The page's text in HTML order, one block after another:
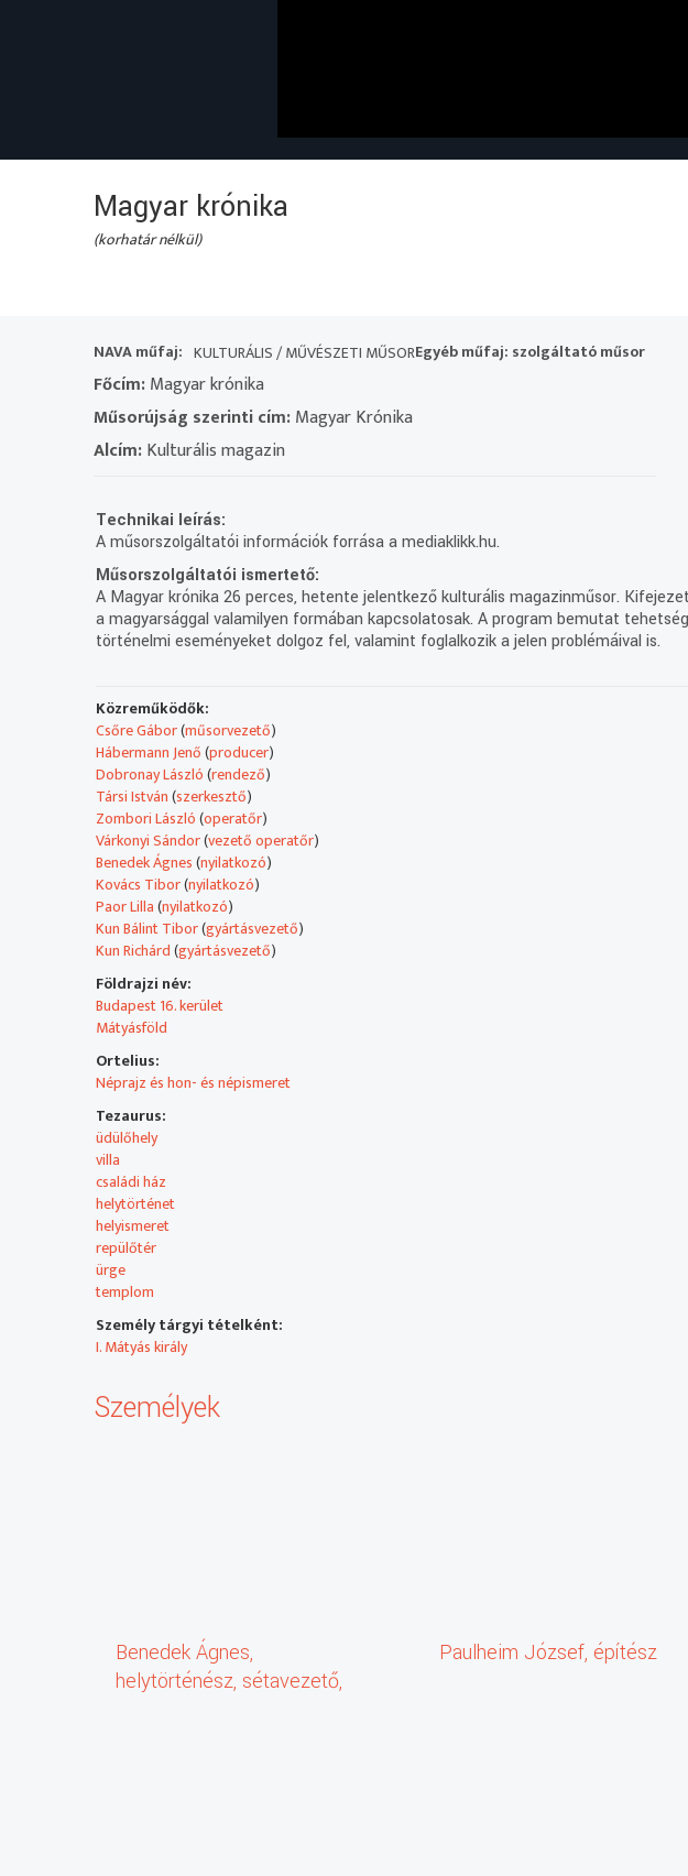
Magyar krónika
(korhatár nélkül)
NAVA műfaj: KULTURÁLIS / MŰVÉSZETI MŰSOREgyéb műfaj: szolgáltató műsor
Főcím:Magyar krónika
Műsorújság szerinti cím:Magyar Krónika
Alcím:Kulturális magazin
Technikai leírás:
A műsorszolgáltatói információk forrása a mediaklikk.hu.
Műsorszolgáltatói ismertető:
A Magyar krónika 26 perces, hetente jelentkező kulturális magazinműsor.
a magyarsággal valamilyen formában kapcsolatosak. A program bemutat
történelmi eseményeket dolgoz fel, valamint foglalkozik a jelen problémáival is.
Közreműködők:
Csőre Gábor(műsorvezető)
Hábermann Jenő(producer)
Dobronay László(rendező)
Társi István(szerkesztő)
Zombori László(operatőr)
Várkonyi Sándor(vezető operatőr)
Benedek Ágnes(nyilatkozó)
Kovács Tibor(nyilatkozó)
Paor Lilla(nyilatkozó)
Kun Bálint Tibor(gyártásvezető)
Kun Richárd(gyártásvezető)
Földrajzi név:
Budapest 16. kerület
Mátyásföld
Ortelius:
Néprajz és hon- és népismeret
Tezaurus:
üdülőhely
villa
családi ház
helytörténet
helyismeret
repülőtér
ürge
templom
Személy tárgyi tételként:
I. Mátyás király
Személyek
Benedek Ágnes,
helytörténész, sétavezető,
Paulheim József, építész